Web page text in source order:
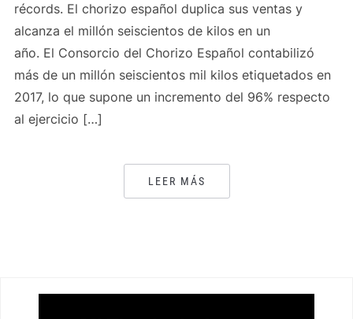
récords. El chorizo español duplica sus ventas y
alcanza el millón seiscientos de kilos en un
año. El Consorcio del Chorizo Español contabilizó
más de un millón seiscientos mil kilos etiquetados en
2017, lo que supone un incremento del 96% respecto
al ejercicio […]
LEER MÁS